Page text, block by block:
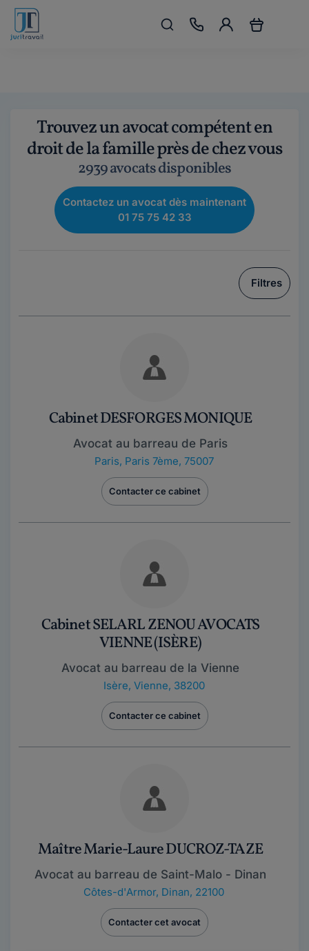
Trouvez un avocat compétent en
droit de la famille près de chez vous
2939 avocats disponibles
Contactez un avocat dès maintenant
01 75 75 42 33
Filtres
Cabinet DESFORGES MONIQUE
Avocat au barreau de Paris
Paris, Paris 7ème, 75007
Contacter ce cabinet
Cabinet SELARL ZENOU AVOCATS
VIENNE (ISÈRE)
Avocat au barreau de la Vienne
Isère, Vienne, 38200
Contacter ce cabinet
Maître Marie-Laure DUCROZ-TAZE
Avocat au barreau de Saint-Malo - Dinan
Côtes-d'Armor, Dinan, 22100
Contacter cet avocat